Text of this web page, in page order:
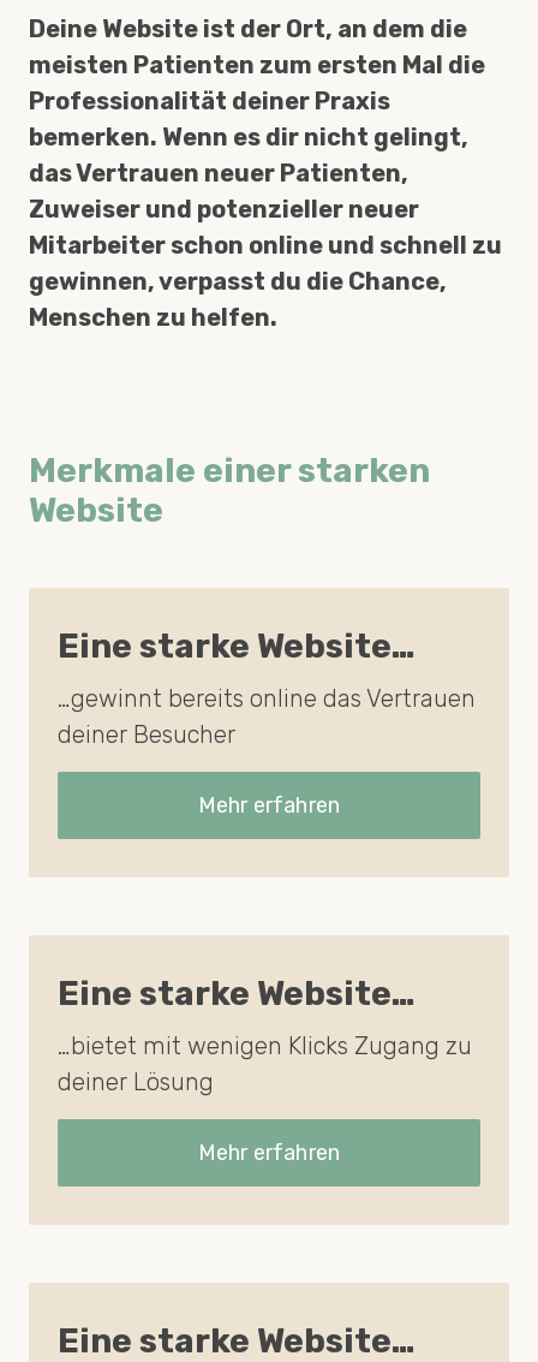
Deine Website ist der Ort, an dem die
meisten Patienten zum ersten Mal die
Professionalität deiner Praxis
bemerken. Wenn es dir nicht gelingt,
das Vertrauen neuer Patienten,
Zuweiser und potenzieller neuer
Mitarbeiter schon online und schnell zu
gewinnen, verpasst du die Chance,
Menschen zu helfen.
Merkmale einer starken
Website
Eine starke Website…
…gewinnt bereits online das Vertrauen
deiner Besucher
Mehr erfahren
Eine starke Website…
…bietet mit wenigen Klicks Zugang zu
deiner Lösung
Mehr erfahren
Eine starke Website…